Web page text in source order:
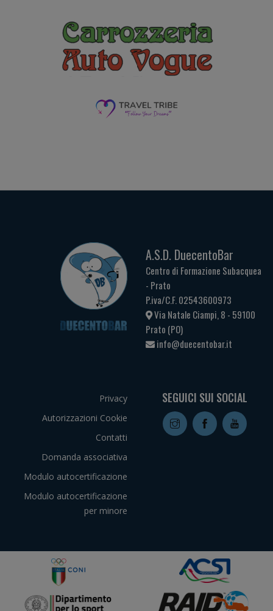
A.S.D. DuecentoBar
Centro di Formazione Subacquea
- Prato
P.iva/C.F. 02543600973
Via Natale Ciampi, 8 - 59100
Prato (PO)
info@duecentobar.it
Privacy
Autorizzazioni Cookie
Contatti
Domanda associativa
Modulo autocertificazione
Modulo autocertificazione
per minore
SEGUICI SUI SOCIAL